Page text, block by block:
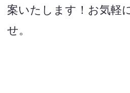
案いたします！お気軽
せ。